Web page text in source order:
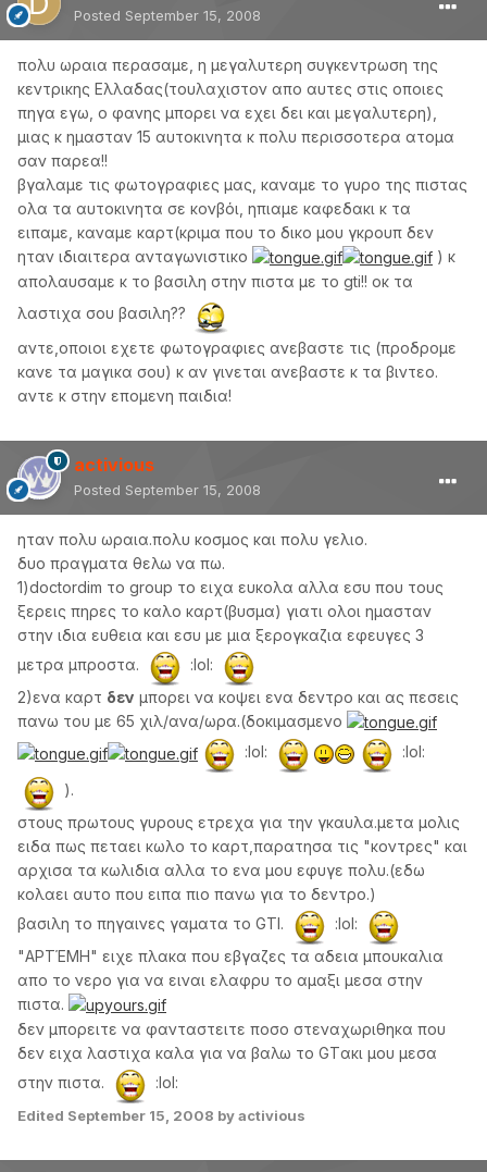
Posted September 15, 2008
πολυ ωραια περασαμε, η μεγαλυτερη συγκεντρωση της
κεντρικης Ελλαδας(τουλαχιστον απο αυτες στις οποιες
πηγα εγω, ο φανης μπορει να εχει δει και μεγαλυτερη),
μιας κ ημασταν 15 αυτοκινητα κ πολυ περισσοτερα ατομα
σαν παρεα!!
βγαλαμε τις φωτογραφιες μας, καναμε το γυρο της πιστας
ολα τα αυτοκινητα σε κονβόι, ηπιαμε καφεδακι κ τα
ειπαμε, καναμε καρτ(κριμα που το δικο μου γκρουπ δεν
ηταν ιδιαιτερα ανταγωνιστικο
) κ
απολαυσαμε κ το βασιλη στην πιστα με το gti!! οκ τα
λαστιχα σου βασιλη??
αντε,οποιοι εχετε φωτογραφιες ανεβαστε τις (προδρομε
κανε τα μαγικα σου) κ αν γινεται ανεβαστε κ τα βιντεο.
αντε κ στην επομενη παιδια!
activious
Posted September 15, 2008
ηταν πολυ ωραια.πολυ κοσμος και πολυ γελιο.
δυο πραγματα θελω να πω.
1)doctordim το group το ειχα ευκολα αλλα εσυ που τους
ξερεις πηρες το καλο καρτ(βυσμα) γιατι ολοι ημασταν
στην ιδια ευθεια και εσυ με μια ξερογκαζια εφευγες 3
μετρα μπροστα.
:lol:
2)ενα καρτ δεν μπορει να κοψει ενα δεντρο και ας πεσεις
πανω του με 65 χιλ/ανα/ωρα.(δοκιμασμενο
:lol:
:lol:
).
στους πρωτους γυρους ετρεχα για την γκαυλα.μετα μολις
ειδα πως πεταει κωλο το καρτ,παρατησα τις "κοντρες" και
αρχισα τα κωλιδια αλλα το ενα μου εφυγε πολυ.(εδω
κολαει αυτο που ειπα πιο πανω για το δεντρο.)
βασιλη το πηγαινες γαματα το GTI.
:lol:
"ΑΡΤΈΜΗ" ειχε πλακα που εβγαζες τα αδεια μπουκαλια
απο το νερο για να ειναι ελαφρυ το αμαξι μεσα στην
πιστα.
δεν μπορειτε να φανταστειτε ποσο στεναχωριθηκα που
δεν ειχα λαστιχα καλα για να βαλω το GTακι μου μεσα
στην πιστα.
:lol:
Edited September 15, 2008 by activious